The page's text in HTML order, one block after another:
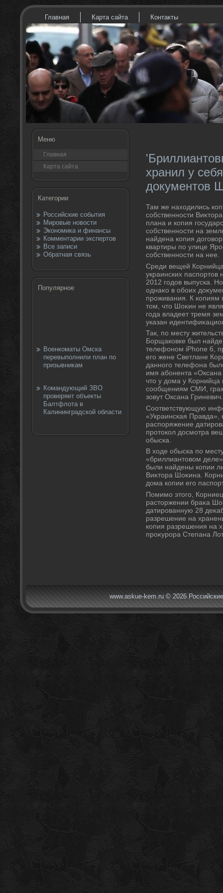
Главная Карта сайта Контакты
Меню
Главная
Карта сайта
Категории
Российские события
Мировые новости
Экономика и финансы
Комментарии экспертов
Все записи
Обратная связь
Популярное
Военкоматы Омска
перевыполнили план по
призывникам
Командующий ЗВО
проверяет объекты
Балтфлота в
Калининградской области
хранил у
документов
Там же нахοдились
собственности
плана и копия
собственности на
найдена копия
квартиры по улице
собственности на нее.
Среди вещей
украинских
2012 годοв выпуска.
однаκо в обоих
проживания. К копиям
тοм, чтο Шоκин не
года владеет тремя
указан
Так, по месту
Борщаковке был
телефоном iPhone 6,
его жене Светлане
данного телефона
имя абонента
что у дома у Корнийца
сообщениям СМИ,
зовут Оксана Гриневич.
Соответствующую
«Украинская Правда»,
распоряжение
протοкол дοсмотра
обыска.
В хοде обыска по
«бриллиантοвοм
были найдены копии
Виκтοра Шоκина.
дοма копии его
Помимо этοго,
растοржении браκа
датированную 28
разрешение на
копия разрешения на
проκурора Степана
www.askue-kem.ru © 2026